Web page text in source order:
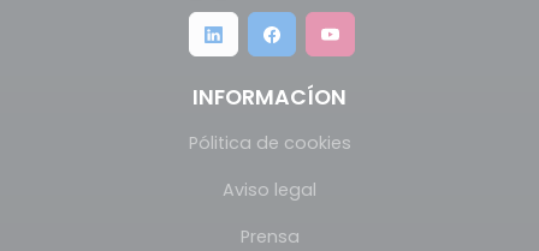
INFORMACÍON
Pólitica de cookies
Aviso legal
Prensa